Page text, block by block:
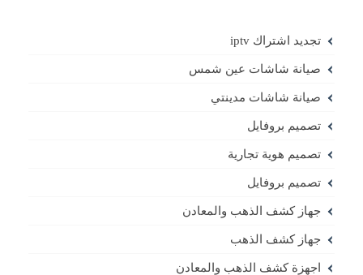
تجديد اشتراك iptv
صيانة شاشات عين شمس
صيانة شاشات مدينتي
تصميم بروفايل
تصميم هوية تجارية
تصميم بروفايل
جهاز كشف الذهب والمعادن
جهاز كشف الذهب
اجهزة كشف الذهب والمعادن